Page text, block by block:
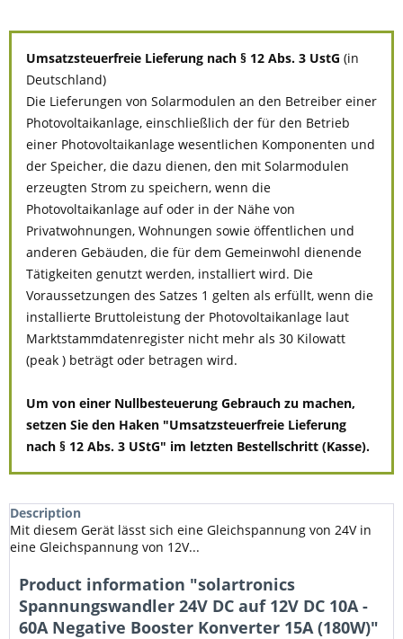
Umsatzsteuerfreie Lieferung nach § 12 Abs. 3 UstG (in
Deutschland)
Die Lieferungen von Solarmodulen an den Betreiber einer
Photovoltaikanlage, einschließlich der für den Betrieb
einer Photovoltaikanlage wesentlichen Komponenten und
der Speicher, die dazu dienen, den mit Solarmodulen
erzeugten Strom zu speichern, wenn die
Photovoltaikanlage auf oder in der Nähe von
Privatwohnungen, Wohnungen sowie öffentlichen und
anderen Gebäuden, die für dem Gemeinwohl dienende
Tätigkeiten genutzt werden, installiert wird. Die
Voraussetzungen des Satzes 1 gelten als erfüllt, wenn die
installierte Bruttoleistung der Photovoltaikanlage laut
Marktstammdatenregister nicht mehr als 30 Kilowatt
(peak ) beträgt oder betragen wird.
Um von einer Nullbesteuerung Gebrauch zu machen,
setzen Sie den Haken "Umsatzsteuerfreie Lieferung
nach § 12 Abs. 3 UStG" im letzten Bestellschritt (Kasse).
Description
Mit diesem Gerät lässt sich eine Gleichspannung von 24V in
eine Gleichspannung von 12V...
Product information "solartronics
Spannungswandler 24V DC auf 12V DC 10A -
60A Negative Booster Konverter 15A (180W)"